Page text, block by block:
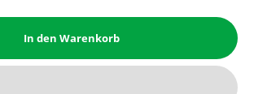
In den Warenkorb